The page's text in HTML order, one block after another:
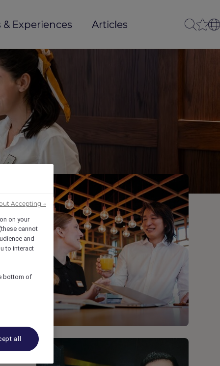
Experiences Articles
on your
cannot
and
to interact
bottom of
all
Accepting →